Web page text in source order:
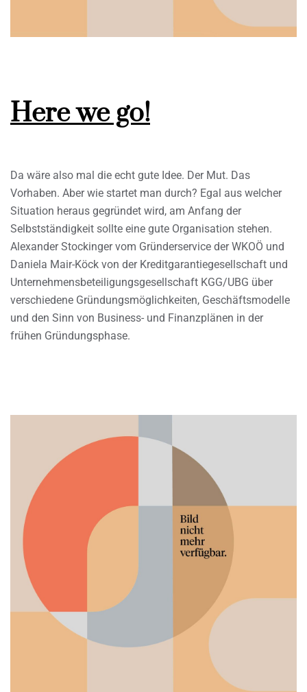
Here we go!
Da wäre also mal die echt gute Idee. Der Mut. Das
Vorhaben. Aber wie startet man durch? Egal aus welcher
Situation heraus gegründet wird, am Anfang der
Selbstständigkeit sollte eine gute Organisation stehen.
Alexander Stockinger vom Gründerservice der WKOÖ und
Daniela Mair-Köck von der Kreditgarantiegesellschaft und
Unternehmensbeteiligungsgesellschaft KGG/UBG über
verschiedene Gründungsmöglichkeiten, Geschäftsmodelle
und den Sinn von Business- und Finanzplänen in der
frühen Gründungsphase.